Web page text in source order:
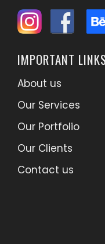
IMPORTANT
About us
Our Services
Our Portfolio
Our Clients
Contact us